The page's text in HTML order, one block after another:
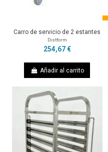
Carro de servicio de 2 estantes
Distform
254,67 €
Añadir al carrito